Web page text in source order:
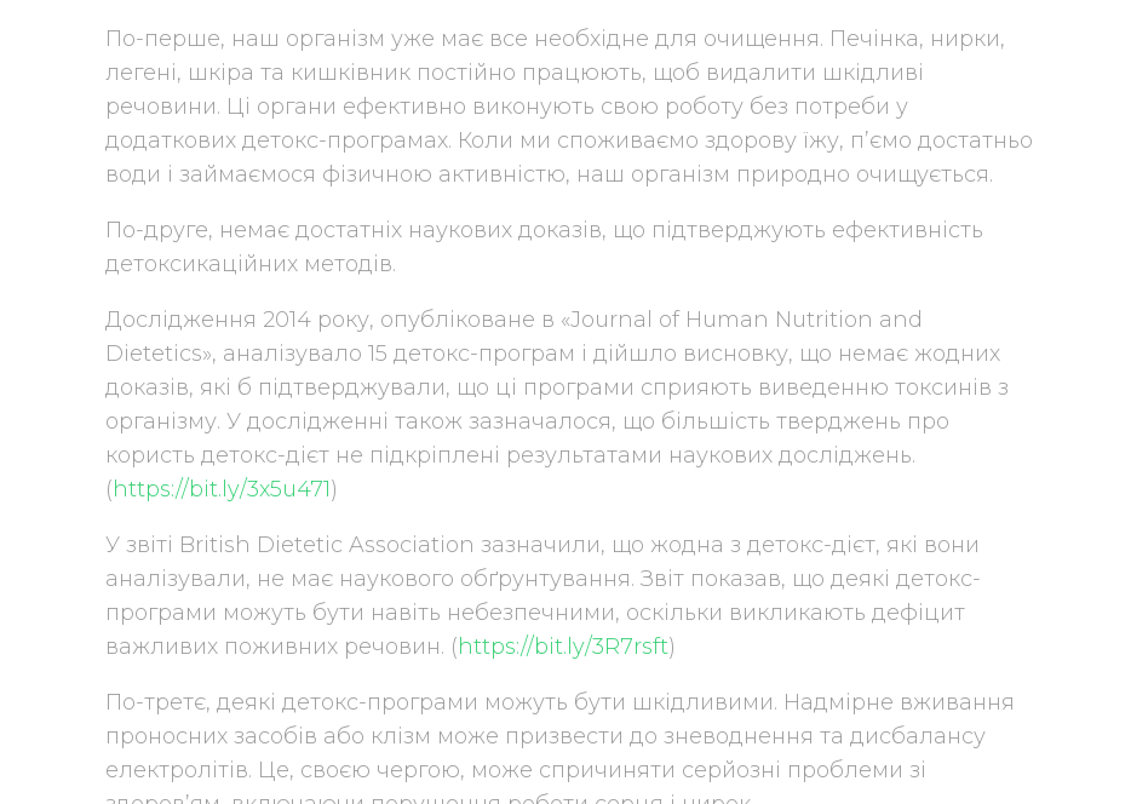
По-перше, наш організм уже має все необхідне для очищення. Печінка, нирки,
легені, шкіра та кишківник постійно працюють, щоб видалити шкідливі
речовини. Ці органи ефективно виконують свою роботу без потреби у
додаткових детокс-програмах. Коли ми споживаємо здорову їжу, п’ємо достатньо
води і займаємося фізичною активністю, наш організм природно очищується.
По-друге, немає достатніх наукових доказів, що підтверджують ефективність
детоксикаційних методів.
Дослідження 2014 року, опубліковане в «Journal of Human Nutrition and
Dietetics», аналізувало 15 детокс-програм і дійшло висновку, що немає жодних
доказів, які б підтверджували, що ці програми сприяють виведенню токсинів з
організму. У дослідженні також зазначалося, що більшість тверджень про
користь детокс-дієт не підкріплені результатами наукових досліджень.
(https://bit.ly/3x5u471)
У звіті British Dietetic Association зазначили, що жодна з детокс-дієт, які вони
аналізували, не має наукового обґрунтування. Звіт показав, що деякі детокс-
програми можуть бути навіть небезпечними, оскільки викликають дефіцит
важливих поживних речовин. (https://bit.ly/3R7rsft)
По-третє, деякі детокс-програми можуть бути шкідливими. Надмірне вживання
проносних засобів або клізм може призвести до зневоднення та дисбалансу
електролітів. Це, своєю чергою, може спричиняти серйозні проблеми зі